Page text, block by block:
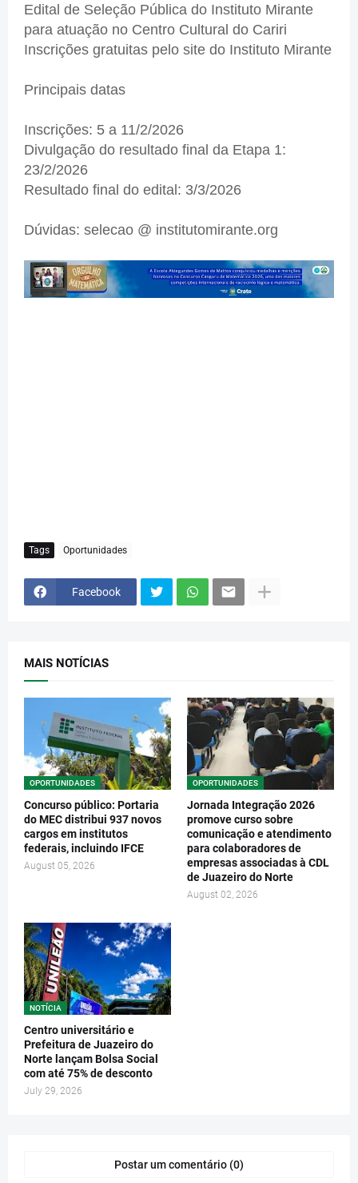
Edital de Seleção Pública do Instituto Mirante
para atuação no Centro Cultural do Cariri
Inscrições gratuitas pelo site do Instituto Mirante
Principais datas
Inscrições: 5 a 11/2/2026
Divulgação do resultado final da Etapa 1:
23/2/2026
Resultado final do edital: 3/3/2026
Dúvidas: selecao @ institutomirante.org
Tags Oportunidades
Facebook
MAIS NOTÍCIAS
OPORTUNIDADES
Concurso público: Portaria
do MEC distribui 937 novos
cargos em institutos
federais, incluindo IFCE
August 05, 2026
OPORTUNIDADES
Jornada Integração 2026
promove curso sobre
comunicação e atendimento
para colaboradores de
empresas associadas à CDL
de Juazeiro do Norte
August 02, 2026
NOTÍCIA
Centro universitário e
Prefeitura de Juazeiro do
Norte lançam Bolsa Social
com até 75% de desconto
July 29, 2026
Postar um comentário (0)